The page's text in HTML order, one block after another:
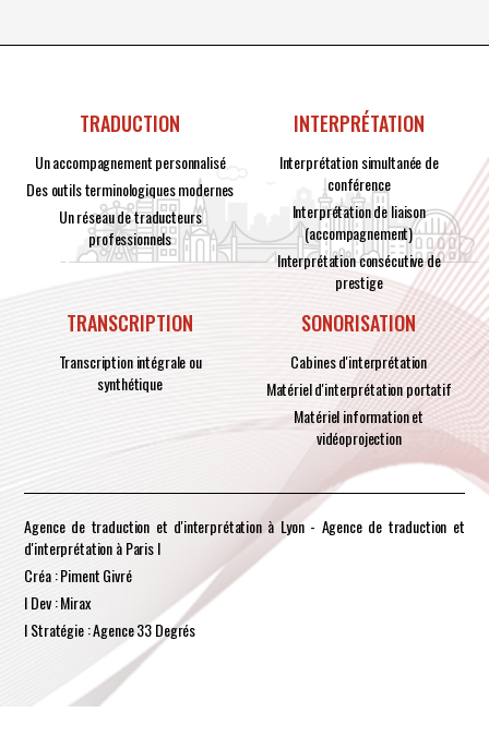
TRADUCTION
Un accompagnement personnalisé
Des outils terminologiques modernes
Un réseau de traducteurs
professionnels
INTERPRÉTATION
Interprétation simultanée de
conférence
Interprétation de liaison
(accompagnement)
Interprétation consécutive de
prestige
TRANSCRIPTION
Transcription intégrale ou
synthétique
SONORISATION
Cabines d'interprétation
Matériel d'interprétation portatif
Matériel information et
vidéoprojection
Agence de traduction et d'interprétation à Lyon - Agence de traduction et
d'interprétation à Paris I
Créa : Piment Givré
I Dev : Mirax
I Stratégie : Agence 33 Degrés